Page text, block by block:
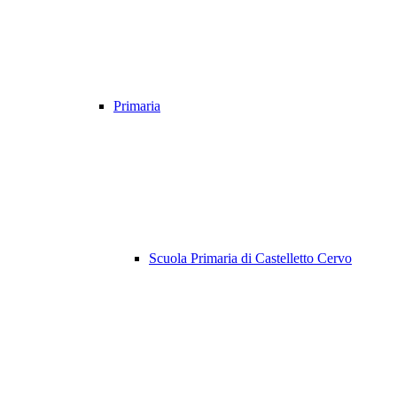
Primaria
Scuola Primaria di Castelletto Cervo